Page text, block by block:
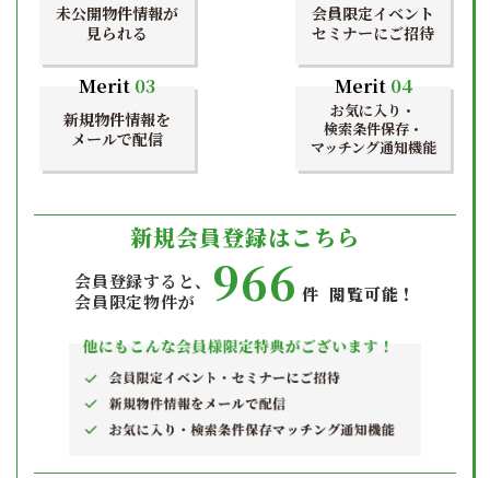
未公開物件情報が
見られる
会員限定イベント
セミナーにご招待
Merit 03
新規物件情報を
メールで配信
Merit04
お気に入り・
検索条件保存・
マッチング通知機能
新規会員登録はこちら
会員登録すると、
会員限定物件が
966 件 閲覧可能！